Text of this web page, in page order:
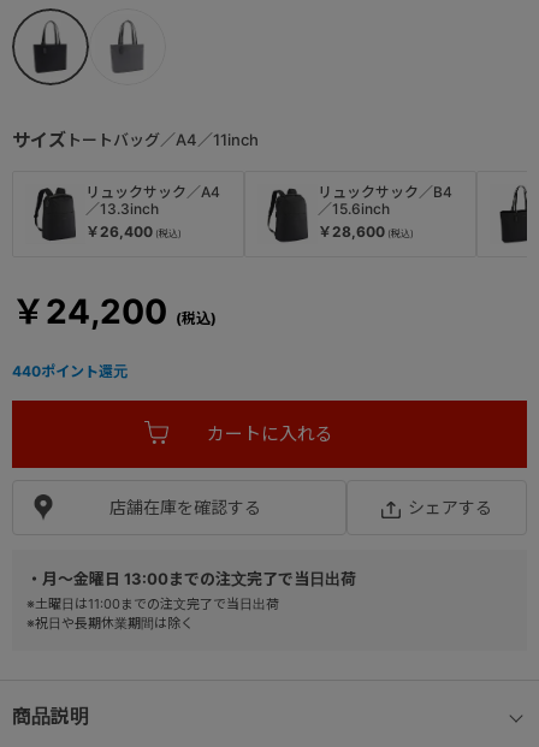
・月～金曜日 13:00までの注文完了で当日出荷
※土曜日は11:00までの注文完了で当日出荷
※祝日や長期休業期間は除く
￥24,200
商品説明
サイズ トートバッグ／A4／11inch
リュックサック／A4
／13.3inch
￥26,400
リュックサック／B4
／15.6inch
￥28,600
店舗在庫を確認する シェアする
440ポイント還元